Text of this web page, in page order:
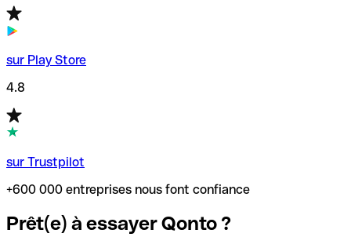
sur Play Store
4.8
sur Trustpilot
+600 000 entreprises nous font confiance
Prêt(e) à essayer Qonto ?